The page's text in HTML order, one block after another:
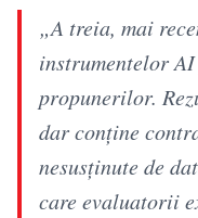
„A treia, mai
instrumentelor
propunerilor.
dar conține
nesusținute de
care evaluatorii